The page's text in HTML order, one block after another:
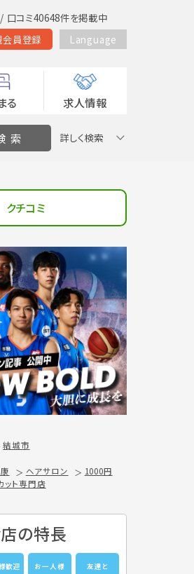
口コミ40648件を掲載中
員登録 Language
る 求人情報
詳しく検索
クチコミ
結城市
ヘアサロン
1000円
ット専門店
の特長
歓迎 お一人様 友達と